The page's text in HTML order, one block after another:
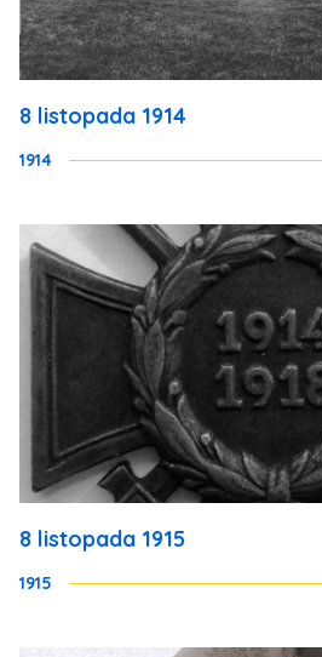
8 listopada 1914
1914
8 listopada 1915
1915